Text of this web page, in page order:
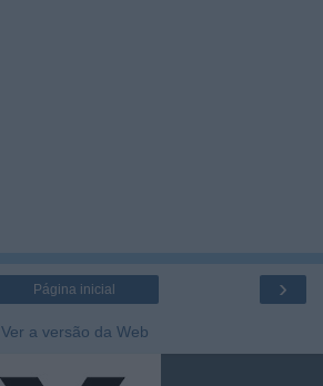
›
Página inicial
Ver a versão da Web